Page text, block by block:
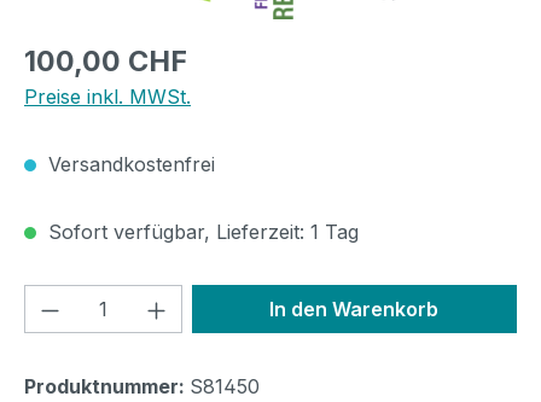
Regulärer Preis:
100,00 CHF
Preise inkl. MWSt.
Versandkostenfrei
Sofort verfügbar, Lieferzeit: 1 Tag
Produkt Anzahl: Gib denIn den Warenkorb
Produktnummer: S81450